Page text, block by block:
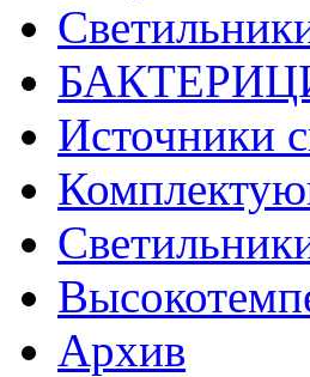
Источники
Архив